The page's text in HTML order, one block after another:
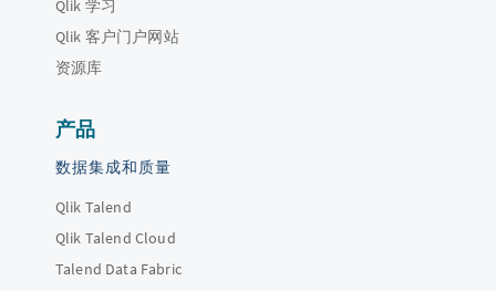
Qlik 学习
Qlik 客户门户网站
资源库
产品
数据集成和质量
Qlik Talend
Qlik Talend Cloud
Talend Data Fabric